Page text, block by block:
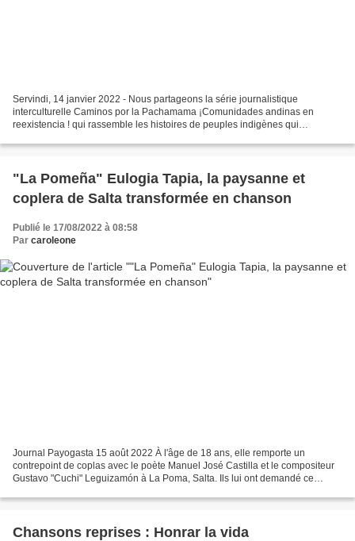
Servindi, 14 janvier 2022 - Nous partageons la série journalistique
interculturelle Caminos por la Pachamama ¡Comunidades andinas en
reexistencia ! qui rassemble les histoires de peuples indigènes qui
"La Pomeña" Eulogia Tapia, la paysanne et
coplera de Salta transformée en chanson
Publié le 17/08/2022 à 08:58
Par caroleone
Journal Payogasta 15 août 2022 À l'âge de 18 ans, elle remporte un
contrepoint de coplas avec le poète Manuel José Castilla et le compositeur
Gustavo "Cuchi" Leguizamón à La Poma, Salta. Ils lui ont demandé ce
Chansons reprises : Honrar la vida